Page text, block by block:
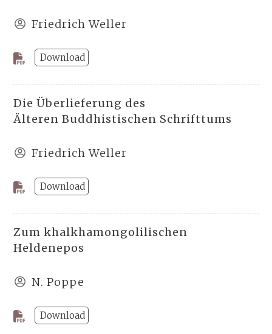
Friedrich Weller
Download
Die Überlieferung des
Älteren Buddhistischen Schrifttums
Friedrich Weller
Download
Zum khalkhamongolilischen
Heldenepos
N. Poppe
Download